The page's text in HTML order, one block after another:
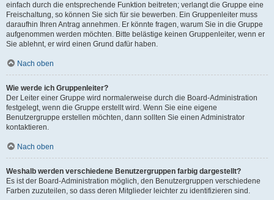
einfach durch die entsprechende Funktion beitreten; verlangt die Gruppe eine
Freischaltung, so können Sie sich für sie bewerben. Ein Gruppenleiter muss
daraufhin Ihren Antrag annehmen. Er könnte fragen, warum Sie in die Gruppe
aufgenommen werden möchten. Bitte belästige keinen Gruppenleiter, wenn er
Sie ablehnt, er wird einen Grund dafür haben.
Nach oben
Wie werde ich Gruppenleiter?
Der Leiter einer Gruppe wird normalerweise durch die Board-Administration
festgelegt, wenn die Gruppe erstellt wird. Wenn Sie eine eigene
Benutzergruppe erstellen möchten, dann sollten Sie einen Administrator
kontaktieren.
Nach oben
Weshalb werden verschiedene Benutzergruppen farbig dargestellt?
Es ist der Board-Administration möglich, den Benutzergruppen verschiedene
Farben zuzuteilen, so dass deren Mitglieder leichter zu identifizieren sind.